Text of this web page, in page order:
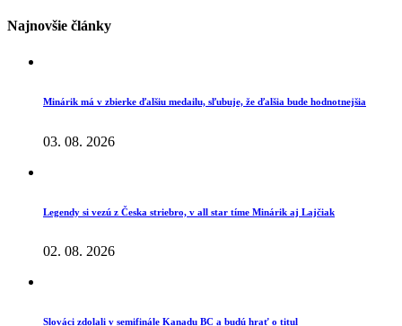
Najnovšie články
Minárik má v zbierke ďalšiu medailu, sľubuje, že ďalšia bude hodnotnejšia
03. 08. 2026
Legendy si vezú z Česka striebro, v all star tíme Minárik aj Lajčiak
02. 08. 2026
Slováci zdolali v semifinále Kanadu BC a budú hrať o titul